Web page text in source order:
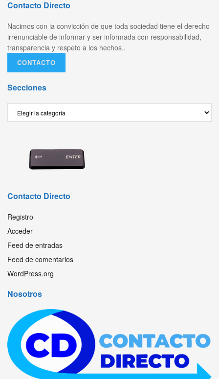
Contacto Directo
Nacimos con la convicción de que toda sociedad tiene el derecho
irrenunciable de informar y ser informada con responsabilidad,
transparencia y respeto a los hechos..
CONTACTO
Secciones
Contacto Directo
Registro
Acceder
Feed de entradas
Feed de comentarios
WordPress.org
Nosotros